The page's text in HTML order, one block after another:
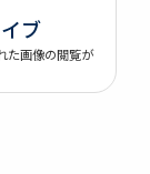
ブ
た画像の閲覧が